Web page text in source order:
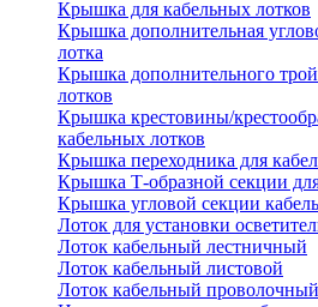
Крышка для кабельных лотков
Крышка дополнительная
лотка
Крышка дополнительного
лотков
Крышка крестовины/
кабельных лотков
Крышка переходника для
Крышка Т-образной секции
Крышка угловой секции
Лоток для установки
Лоток кабельный лестничный
Лоток кабельный листовой
Лоток кабельный проволочный